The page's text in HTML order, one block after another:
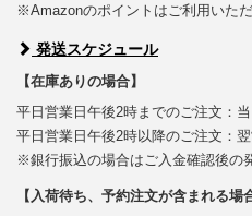
※Amazonのポイントはご利用いただ
発送スケジュール
【在庫ありの場合】
平日営業日午後2時までのご注文：
平日営業日午後2時以降のご注文：
※銀行振込の場合はご入金確認後の
【入荷待ち、予約注文が含まれる場